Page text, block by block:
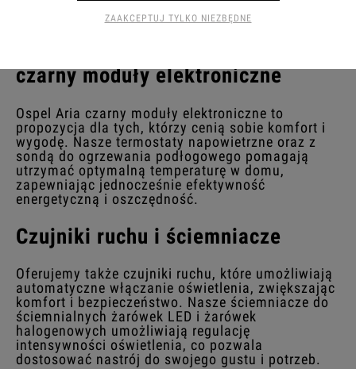
czarny moduły elektroniczne
Ospel Aria czarny moduły elektroniczne to
propozycja dla tych, którzy cenią sobie komfort i
wygodę. Nasze termostaty napowietrzne oraz z
sondą do ogrzewania podłogowego pomagają
utrzymać optymalną temperaturę w domu,
zapewniając jednocześnie efektywność
energetyczną i oszczędność.
Czujniki ruchu i ściemniacze
Oferujemy także czujniki ruchu, które umożliwiają
automatyczne włączanie oświetlenia, zwiększając
komfort i bezpieczeństwo. Nasze ściemniacze do
ściemnialnych żarówek LED i żarówek
halogenowych umożliwiają regulację
intensywności oświetlenia, co pozwala
dostosować nastrój do swojego gustu i potrzeb.
ZAAKCEPTUJ TYLKO NIEZBĘDNE